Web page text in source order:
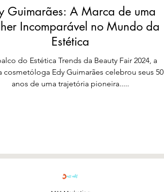
Guimarães: A Marca de uma
Incomparável no Mundo da
Estética
do Estética Trends da Beauty Fair 2024, a
cosmetóloga Edy Guimarães celebrou seus 50
anos de uma trajetória pioneira.....